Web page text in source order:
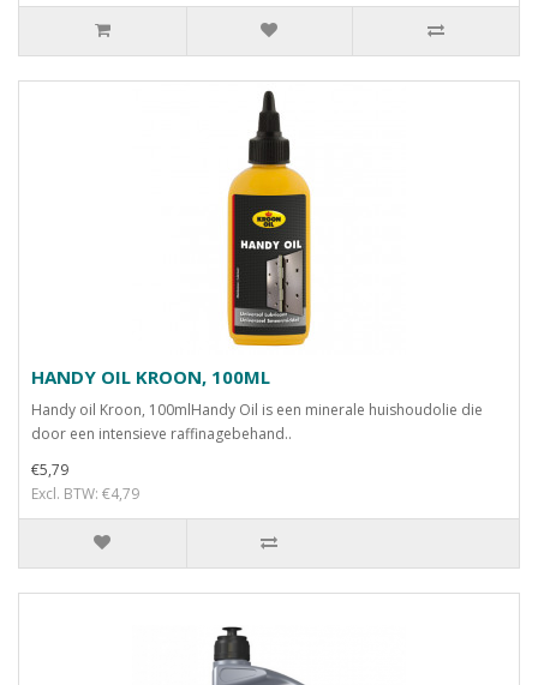
HANDY OIL KROON, 100ML
Handy oil Kroon, 100mlHandy Oil is een minerale huishoudolie die
door een intensieve raffinagebehand..
€5,79
Excl. BTW: €4,79